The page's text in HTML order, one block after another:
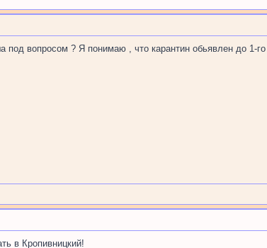
под вопросом ? Я понимаю , что карантин обьявлен до 1-
в Кропивницкий!